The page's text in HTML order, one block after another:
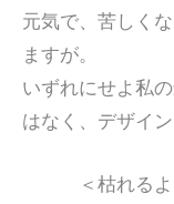
元気で、苦しく
ますが。
いずれにせよ私
はなく、デザイ
＜枯れるよう